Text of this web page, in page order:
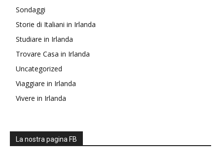
Sondaggi
Storie di Italiani in Irlanda
Studiare in Irlanda
Trovare Casa in Irlanda
Uncategorized
Viaggiare in Irlanda
Vivere in Irlanda
La nostra pagina FB